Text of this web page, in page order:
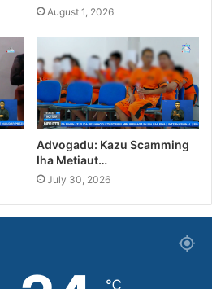
August 1, 2026
Advogadu: Kazu Scamming
Iha Metiaut…
July 30, 2026
℃